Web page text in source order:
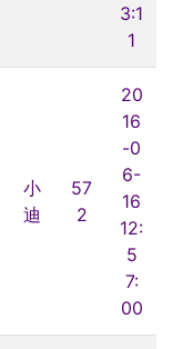
3:1
1
小
迪
57
2
20
16
-0
6-
16
12:
5
7:
00